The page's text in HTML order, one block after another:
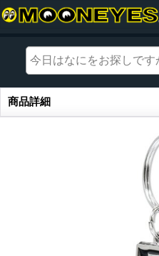
商品詳細
商品詳細